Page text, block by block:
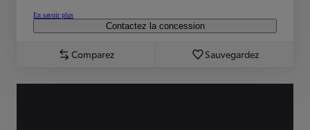
En savoir plus
Contactez la concession
Comparez Sauvegardez